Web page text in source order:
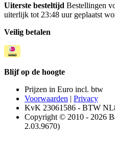
Uiterste besteltijd Bestellingen
uiterlijk tot 23:48 uur geplaatst
Veilig betalen
Blijf op de hoogte
Prijzen in Euro incl. btw
Voorwaarden | Privacy
KvK 23061586 - BTW
Copyright © 2010 - 2026
2.03.9670)